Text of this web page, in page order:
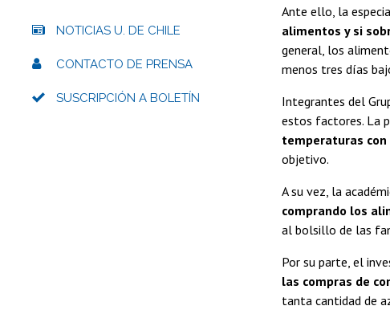
Ante ello, la
alimentos y si
general, los
menos tres días
Integrantes del
estos factores. La
temperaturas
objetivo.
A su vez, la
comprando los
al bolsillo de las
Por su parte, el
las compras de
tanta cantidad de
NOTICIAS U. DE CHILE
CONTACTO DE PRENSA
SUSCRIPCIÓN A BOLETÍN